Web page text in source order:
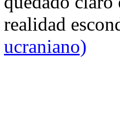
realidad
ucraniano)